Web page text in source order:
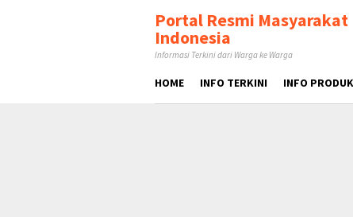
Portal Resmi Masyarakat
Indonesia
Informasi Terkini dari Warga ke Warga
HOME INFO TERKINI INFO PRODUK